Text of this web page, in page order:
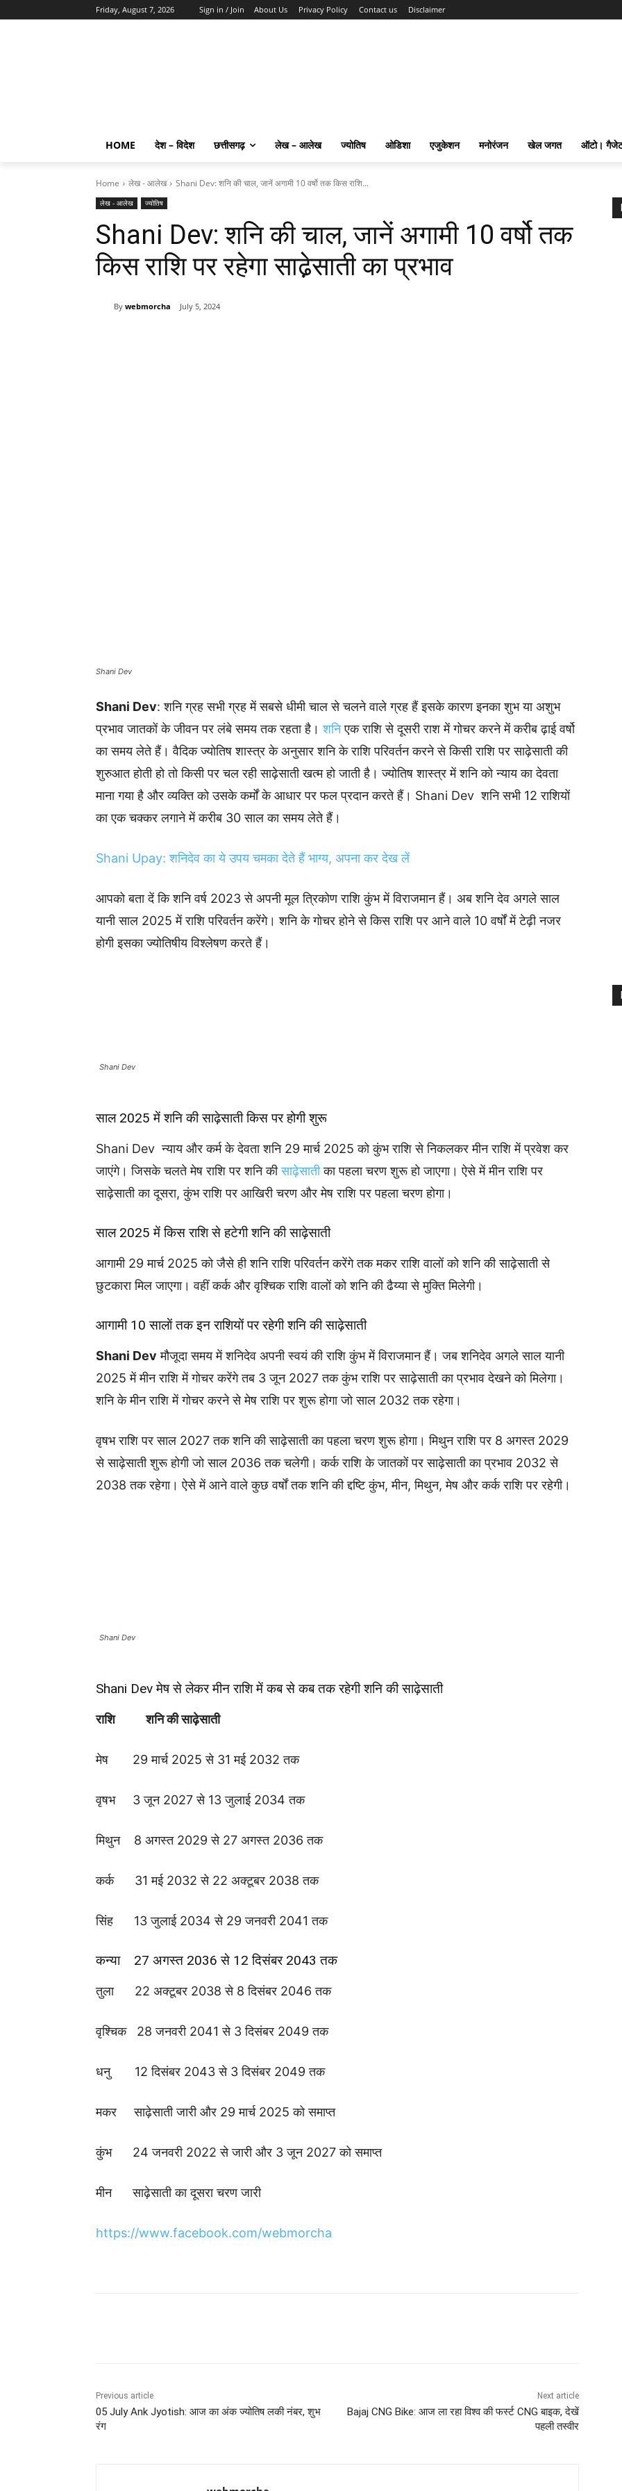
Friday, August 7, 2026 Sign in / Join About Us Privacy Policy Contact us Disclaimer
HOME देश – विदेश छत्तीसगढ़ लेख – आलेख ज्योतिष ओडिशा एजुकेशन मनोरंजन खेल जगत ऑटो।
Home लेख - आलेख Shani Dev: शनि की चाल, जानें अगामी 10 वर्षो तक किस राशि...
लेख - आलेख ज्योतिष
Shani Dev: शनि की चाल, जानें अगामी 10 वर्षो तक
किस राशि पर रहेगा साढे़साती का प्रभाव
By webmorcha July 5, 2024
Shani Dev
Shani Dev: शनि ग्रह सभी ग्रह में सबसे धीमी चाल से चलने वाले ग्रह हैं इसके कारण इनका शुभ या अशुभ
प्रभाव जातकों के जीवन पर लंबे समय तक रहता है।शनिएक राशि से दूसरी राश में गोचर करने में करीब ढ़ाई वर्षो
का समय लेते हैं। वैदिक ज्योतिष शास्त्र के अनुसार शनि के राशि परिवर्तन करने से किसी राशि पर साढ़ेसाती की
शुरुआत होती हो तो किसी पर चल रही साढ़ेसाती खत्म हो जाती है। ज्योतिष शास्त्र में शनि को न्याय का देवता
माना गया है और व्यक्ति को उसके कर्मों के आधार पर फल प्रदान करते हैं। Shani Dev शनि सभी 12 राशियों
का एक चक्कर लगाने में करीब 30 साल का समय लेते हैं।
Shani Upay: शनिदेव का ये उपय चमका देते हैं भाग्य, अपना कर देख लें
आपको बता दें कि शनि वर्ष 2023 से अपनी मूल त्रिकोण राशि कुंभ में विराजमान हैं। अब शनि देव अगले साल
यानी साल 2025 में राशि परिवर्तन करेंगे। शनि के गोचर होने से किस राशि पर आने वाले 10 वर्षों में टेढ़ी नजर
होगी इसका ज्योतिषीय विश्लेषण करते हैं।
Shani Dev
साल 2025 में शनि की साढ़ेसाती किस पर होगी शुरू
Shani Dev न्याय और कर्म के देवता शनि 29 मार्च 2025 को कुंभ राशि से निकलकर मीन राशि में प्रवेश कर
जाएंगे। जिसके चलते मेष राशि पर शनि कीसाढ़ेसातीका पहला चरण शुरू हो जाएगा। ऐसे में मीन राशि पर
साढ़ेसाती का दूसरा, कुंभ राशि पर आखिरी चरण और मेष राशि पर पहला चरण होगा।
साल 2025 में किस राशि से हटेगी शनि की साढ़ेसाती
आगामी 29 मार्च 2025 को जैसे ही शनि राशि परिवर्तन करेंगे तक मकर राशि वालों को शनि की साढ़ेसाती से
छुटकारा मिल जाएगा। वहीं कर्क और वृश्चिक राशि वालों को शनि की ढैय्या से मुक्ति मिलेगी।
आगामी 10 सालाें तक इन राशियों पर रहेगी शनि की साढ़ेसाती
Shani Dev मौजूदा समय में शनिदेव अपनी स्वयं की राशि कुंभ में विराजमान हैं। जब शनिदेव अगले साल यानी
2025 में मीन राशि में गोचर करेंगे तब 3 जून 2027 तक कुंभ राशि पर साढ़ेसाती का प्रभाव देखने को मिलेगा।
शनि के मीन राशि में गोचर करने से मेष राशि पर शुरू होगा जो साल 2032 तक रहेगा।
वृषभ राशि पर साल 2027 तक शनि की साढ़ेसाती का पहला चरण शुरू होगा। मिथुन राशि पर 8 अगस्त 2029
से साढ़ेसाती शुरू होगी जो साल 2036 तक चलेगी। कर्क राशि के जातकों पर साढ़ेसाती का प्रभाव 2032 से
2038 तक रहेगा। ऐसे में आने वाले कुछ वर्षों तक शनि की द्दष्टि कुंभ, मीन, मिथुन, मेष और कर्क राशि पर रहेगी।
Shani Dev
Shani Dev मेष से लेकर मीन राशि में कब से कब तक रहेगी शनि की साढ़ेसाती
राशि शनि की साढ़ेसाती
मेष 29 मार्च 2025 से 31 मई 2032 तक
वृषभ 3 जून 2027 से 13 जुलाई 2034 तक
मिथुन 8 अगस्त 2029 से 27 अगस्त 2036 तक
कर्क 31 मई 2032 से 22 अक्टूबर 2038 तक
सिंह 13 जुलाई 2034 से 29 जनवरी 2041 तक
कन्या 27 अगस्त 2036 से 12 दिसंबर 2043 तक
तुला 22 अक्टूबर 2038 से 8 दिसंबर 2046 तक
वृश्चिक 28 जनवरी 2041 से 3 दिसंबर 2049 तक
धनु 12 दिसंबर 2043 से 3 दिसंबर 2049 तक
मकर साढ़ेसाती जारी और 29 मार्च 2025 को समाप्त
कुंभ 24 जनवरी 2022 से जारी और 3 जून 2027 को समाप्त
मीन साढ़ेसाती का दूसरा चरण जारी
https://www.facebook.com/webmorcha
Previous article
05 July Ank Jyotish: आज का अंक ज्योतिष लकी नंबर, शुभ
रंग
Next article
Bajaj CNG Bike: आज ला रहा विश्व की फर्स्ट CNG बाइक, देखें
पहली तस्वीर